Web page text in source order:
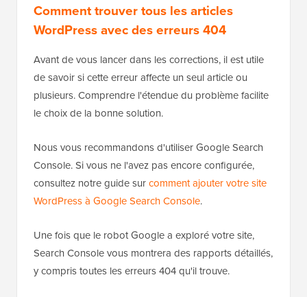
Comment trouver tous les articles
WordPress avec des erreurs 404
Avant de vous lancer dans les corrections, il est utile
de savoir si cette erreur affecte un seul article ou
plusieurs. Comprendre l'étendue du problème facilite
le choix de la bonne solution.
Nous vous recommandons d'utiliser Google Search
Console. Si vous ne l'avez pas encore configurée,
consultez notre guide surcomment ajouter votre site
WordPress à Google Search Console.
Une fois que le robot Google a exploré votre site,
Search Console vous montrera des rapports détaillés,
y compris toutes les erreurs 404 qu'il trouve.